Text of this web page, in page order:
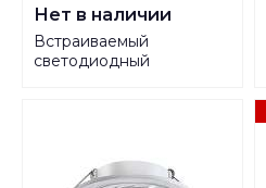
Нет в наличии
Встраиваемый
светодиодный